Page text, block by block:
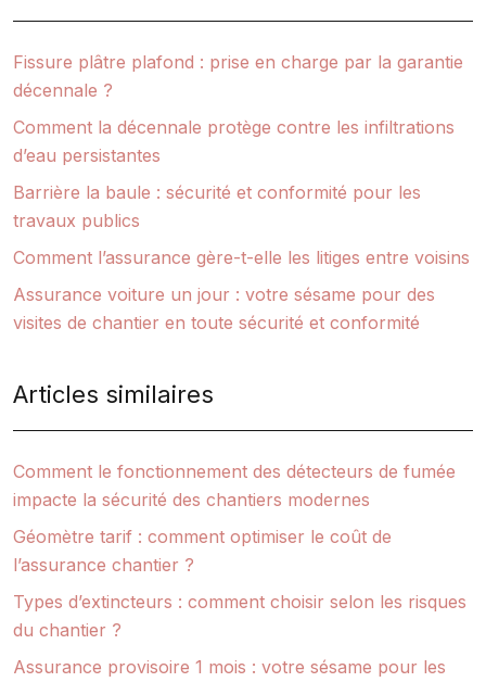
Fissure plâtre plafond : prise en charge par la garantie
décennale ?
Comment la décennale protège contre les infiltrations
d’eau persistantes
Barrière la baule : sécurité et conformité pour les
travaux publics
Comment l’assurance gère-t-elle les litiges entre voisins
Assurance voiture un jour : votre sésame pour des
visites de chantier en toute sécurité et conformité
Articles similaires
Comment le fonctionnement des détecteurs de fumée
impacte la sécurité des chantiers modernes
Géomètre tarif : comment optimiser le coût de
l’assurance chantier ?
Types d’extincteurs : comment choisir selon les risques
du chantier ?
Assurance provisoire 1 mois : votre sésame pour les